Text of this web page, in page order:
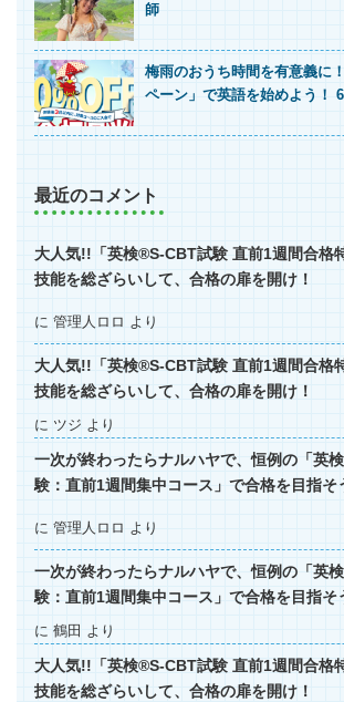
師
梅雨のおうち時間を有意義に
ペーン」で英語を始めよう！
最近のコメント
大人気!!「英検®S-CBT試験 直前1週間合格
技能を総ざらいして、合格の扉を開け！
に 管理人ロロ より
大人気!!「英検®S-CBT試験 直前1週間合格
技能を総ざらいして、合格の扉を開け！
に ツジ より
一次が終わったらナルハヤで、恒例の「英
験：直前1週間集中コース」で合格を目指そ
に 管理人ロロ より
一次が終わったらナルハヤで、恒例の「英
験：直前1週間集中コース」で合格を目指そ
に 鶴田 より
大人気!!「英検®S-CBT試験 直前1週間合格
技能を総ざらいして、合格の扉を開け！